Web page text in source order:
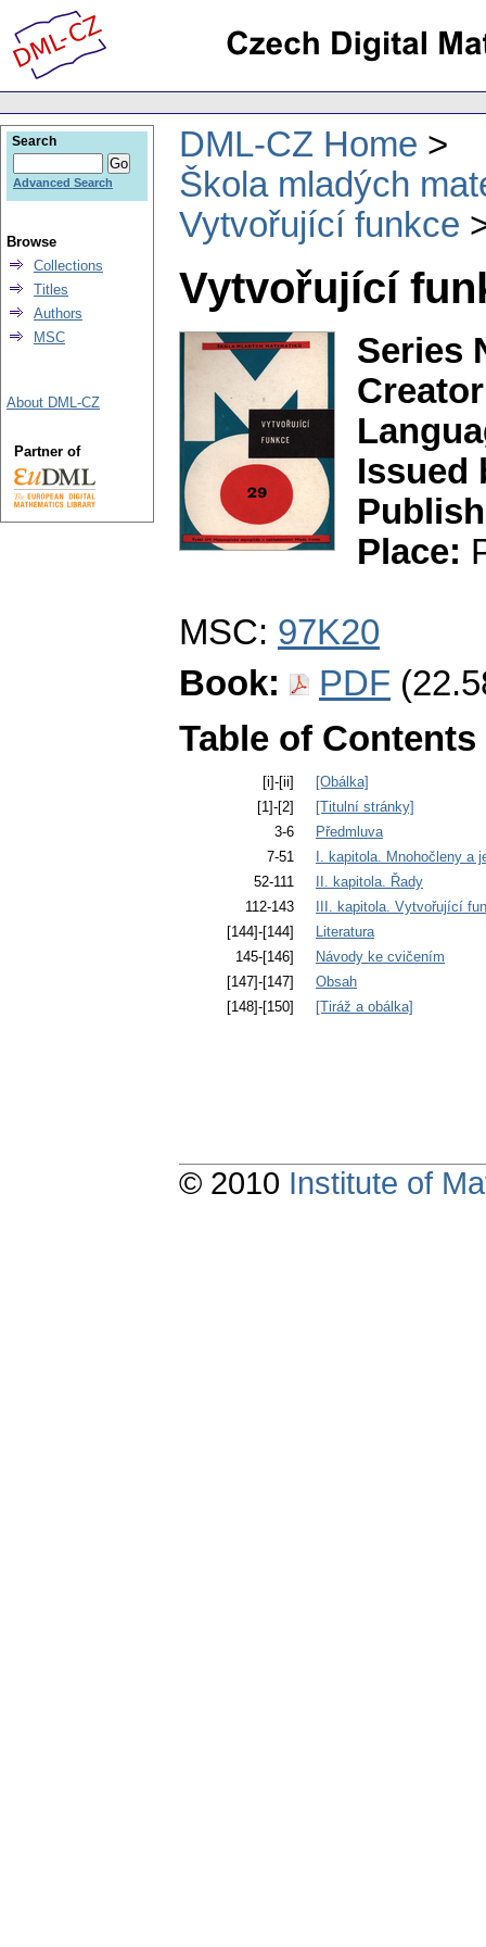
DML-CZ Home
Škola mladých
Vytvořující funkce
Vytvořující
Series
Issued
Place:
MSC: 97K20
Book:
PDF
Table of Contents
[i]-[ii]
[Obálka]
[1]-[2]
[Titulní stránky]
3-6
Předmluva
7-51
I. kapitola. Mnohočleny a
52-111
II. kapitola. Řady
112-143
III. kapitola. Vytvořující
[144]-[144]
Literatura
145-[146]
Návody ke cvičením
[147]-[147]
Obsah
[148]-[150]
[Tiráž a obálka]
Search
Advanced Search
Browse
Collections
Titles
Authors
MSC
About DML-CZ
Partner of
© 2010 Institute of